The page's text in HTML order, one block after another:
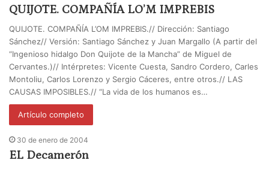
QUIJOTE. COMPAÑÍA LO’M IMPREBIS
QUIJOTE. COMPAÑÍA L’OM IMPREBIS.// Dirección: Santiago
Sánchez// Versión: Santiago Sánchez y Juan Margallo (A partir del
“Ingenioso hidalgo Don Quijote de la Mancha” de Miguel de
Cervantes.)// Intérpretes: Vicente Cuesta, Sandro Cordero, Carles
Montoliu, Carlos Lorenzo y Sergio Cáceres, entre otros.// LAS
CAUSAS IMPOSIBLES.// “La vida de los humanos es…
Artículo completo
30 de enero de 2004
EL Decamerón